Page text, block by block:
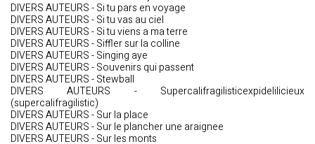
DIVERS AUTEURS - Si tu pars en voyage
DIVERS AUTEURS - Si tu vas au ciel
DIVERS AUTEURS - Si tu viens a ma terre
DIVERS AUTEURS - Siffler sur la colline
DIVERS AUTEURS - Singing aye
DIVERS AUTEURS - Souvenirs qui passent
DIVERS AUTEURS - Stewball
DIVERS AUTEURS - Supercalifragilisticexpidelilicieux
(supercalifragilistic)
DIVERS AUTEURS - Sur la place
DIVERS AUTEURS - Sur le plancher une araignee
DIVERS AUTEURS - Sur les monts